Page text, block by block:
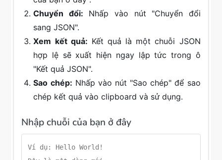
Chuyển đổi: Nhấp vào nút "Chuyển đổi
sang JSON".
Xem kết quả: Kết quả là một chuỗi JSON
hợp lệ sẽ xuất hiện ngay lập tức trong ô
"Kết quả JSON".
Sao chép: Nhấp vào nút "Sao chép" để sao
chép kết quả vào clipboard và sử dụng.
Nhập chuỗi của bạn ở đây